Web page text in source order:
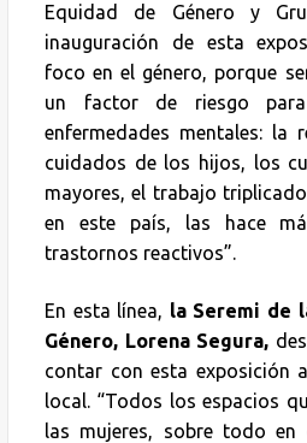
Equidad de Género y
inauguración de esta
foco en el género, porque
un factor de riesgo
enfermedades mentales: la
cuidados de los hijos, los
mayores, el trabajo
en este país, las hace
trastornos reactivos”.
En esta línea, la Seremi de
Género, Lorena Segura,
contar con esta exposición
local. “Todos los espacios
las mujeres, sobre todo